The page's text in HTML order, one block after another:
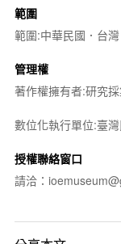
範圍
範圍:中華民國．台
管理權
著作權擁有者:研究
數位化執行單位:臺
授權聯絡窗口
請洽：